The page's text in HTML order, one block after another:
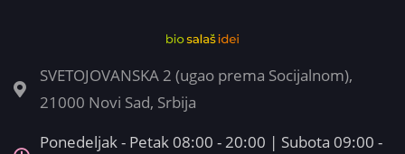
SVETOJOVANSKA 2 (ugao prema Socijalnom),
21000 Novi Sad, Srbija
Ponedeljak - Petak 08:00 - 20:00 | Subota 09:00 -